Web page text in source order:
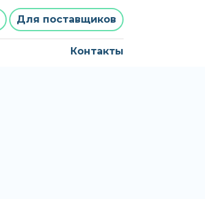
Для поставщиков
Контакты